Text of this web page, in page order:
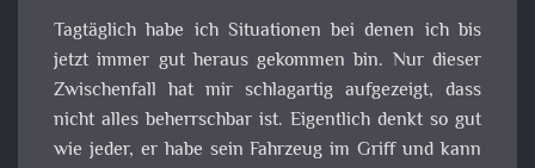
Tagtäglich habe ich Situationen bei denen ich bis
jetzt immer gut heraus gekommen bin. Nur dieser
Zwischenfall hat mir schlagartig aufgezeigt, dass
nicht alles beherrschbar ist. Eigentlich denkt so gut
wie jeder, er habe sein Fahrzeug im Griff und kann